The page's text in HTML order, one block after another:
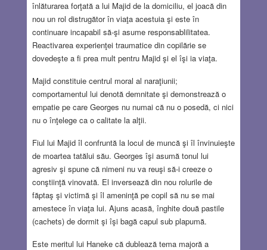
înlăturarea forţată a lui Majid de la domiciliu, el joacă din
nou un rol distrugător în viaţa acestuia şi este în
continuare incapabil să-şi asume responsablilitatea.
Reactivarea experienţei traumatice din copilărie se
dovedeşte a fi prea mult pentru Majid şi el îşi ia viaţa.
Majid constituie centrul moral al naraţiunii;
comportamentul lui denotă demnitate şi demonstrează o
empatie pe care Georges nu numai că nu o posedă, ci nici
nu o înţelege ca o calitate la alţii.
Fiul lui Majid îl confruntă la locul de muncă şi îl învinuieşte
de moartea tatălui său. Georges îşi asumă tonul lui
agresiv şi spune că nimeni nu va reuşi să-i creeze o
conştiinţă vinovată. El inversează din nou rolurile de
făptaş şi victimă şi îl ameninţă pe copil să nu se mai
amestece în viaţa lui. Ajuns acasă, înghite două pastile
(cachets) de dormit şi îşi bagă capul sub plapumă.
Este meritul lui Haneke că dublează tema majoră a